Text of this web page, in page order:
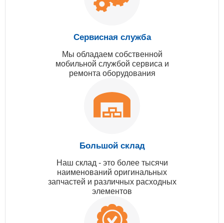
Сервисная служба
Мы обладаем собственной
мобильной службой сервиса и
ремонта оборудования
Большой склад
Наш склад - это более тысячи
наименований оригинальных
запчастей и различных расходных
элементов